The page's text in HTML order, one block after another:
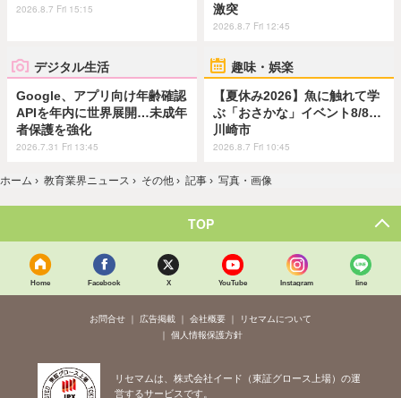
2026.8.7 Fri 15:15
激突
2026.8.7 Fri 12:45
デジタル生活
Google、アプリ向け年齢確認
APIを年内に世界展開…未成年
者保護を強化
2026.7.31 Fri 13:45
趣味・娯楽
【夏休み2026】魚に触れて学
ぶ「おさかな」イベント8/8…
川崎市
2026.8.7 Fri 10:45
ホーム › 教育業界ニュース › その他 › 記事 › 写真・画像
TOP
Home Facebook X YouTube Instagram line
お問合せ 広告掲載 会社概要
リセマムについて
個人情報保護方針
リセマムは、株式会社イード（東証グロース上場）の運
営するサービスです。